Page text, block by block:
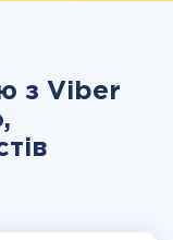
з Viber